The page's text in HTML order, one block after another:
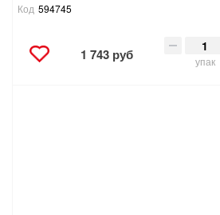
Код 594745
1 743 руб упак